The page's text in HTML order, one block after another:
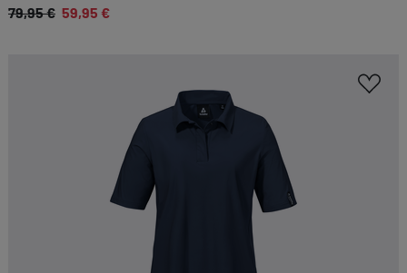
79,95 € 59,95 €